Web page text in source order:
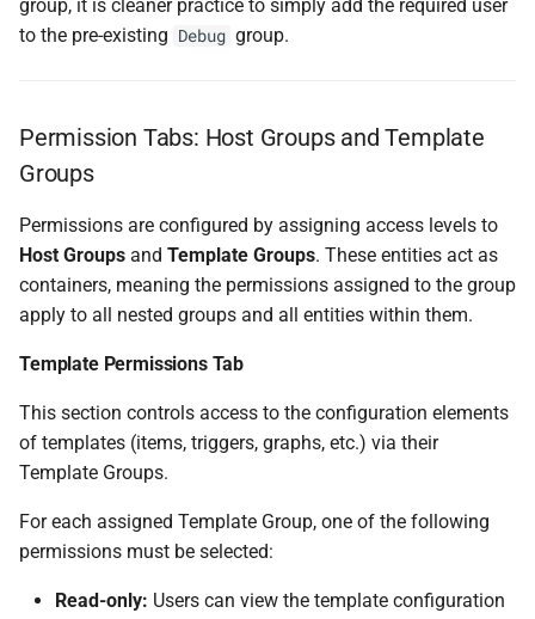
group, it is cleaner practice to simply add the required user
to the pre-existing Debug group.
Permission Tabs: Host Groups and Template
Groups
Permissions are configured by assigning access levels to
Host Groups and Template Groups. These entities act as
containers, meaning the permissions assigned to the group
apply to all nested groups and all entities within them.
Template Permissions Tab
This section controls access to the configuration elements
of templates (items, triggers, graphs, etc.) via their
Template Groups.
For each assigned Template Group, one of the following
permissions must be selected:
Read-only: Users can view the template configuration